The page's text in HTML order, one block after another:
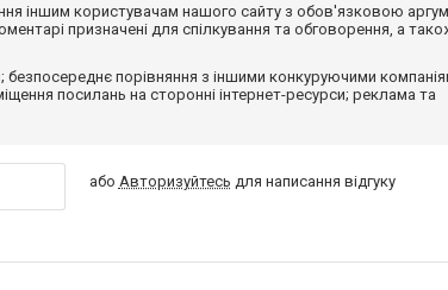
іншим користувачам нашого сайту з обов'язковою
призначені для спілкування та обговорення, а
порівняння з іншими конкуруючими
посилань на сторонні інтернет-ресурси; реклама та
або Авторизуйтесь для написання відгуку